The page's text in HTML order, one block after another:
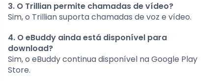
3. O Trillian permite chamadas de vídeo?
Sim, o Trillian suporta chamadas de voz e vídeo.
4. O eBuddy ainda está disponível para
download?
Sim, o eBuddy continua disponível na Google Play
Store.